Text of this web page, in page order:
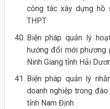
công tác xây dựng hồ
THPT
Biện pháp quản lý
hướng đổi mới phương
Ninh Giang tỉnh Hải
Biện pháp quản lý
doanh nghiệp trong
tỉnh Nam Định